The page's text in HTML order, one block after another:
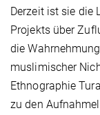
Derzeit ist sie die
Projekts über
die
muslimischer
Ethnographie
zu den